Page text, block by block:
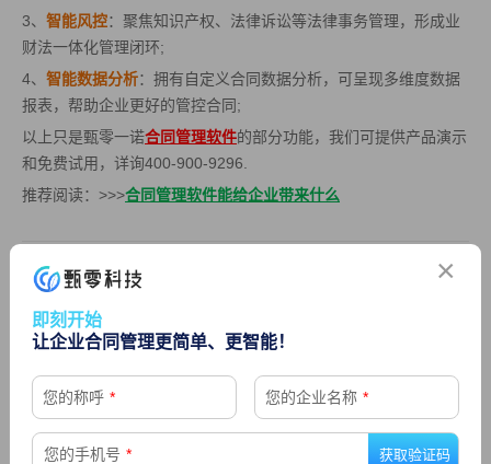
3、 智能风控：聚焦知识产权、法律诉讼等法律事务管理，形成业
财法一体化管理闭环;
4、 智能数据分析：拥有自定义合同数据分析，可呈现多维度数据
报表，帮助企业更好的管控合同;
以上只是甄零一诺合同管理软件的部分功能，我们可提供产品演示
和免费试用，详询400-900-9296.
推荐阅读：>>>合同管理软件能给企业带来什么
上一篇： 你真的会用合同管理软件吗?
下一篇：合同如何管控?
精选
即刻开始
让企业合同管理更简单、更智能！
您的称呼 * 您的企业名称 *
您的手机号 *
×